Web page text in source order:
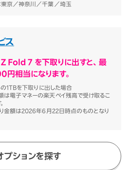
東京／神奈川／千葉／埼玉
ス
Fold 7 を下取りに出すと、最
相当になります。
を下取りに出した場合
は電子マネーの楽天ペイ残高で受け取るこ
金額は2026年6月22日時点のものとなり
プションを探す